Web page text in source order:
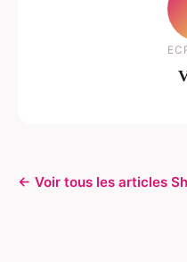
← Voir tous les articles